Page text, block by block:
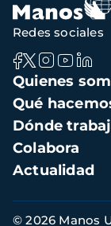
Navegación
principal
Quienes
Qué
Dónde
Colabora
Actualidad
Redes sociales
Información
© 2026 Manos